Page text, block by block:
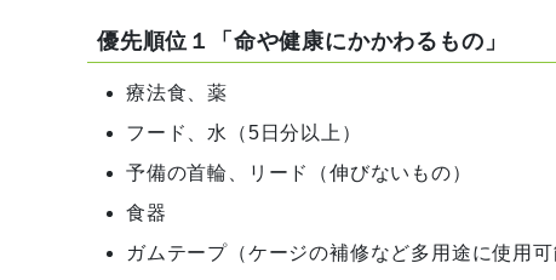
優先順位１「命や健康にかかわるもの」
療法食、薬
フード、水（5日分以上）
予備の首輪、リード（伸びないもの）
食器
ガムテープ（ケージの補修など多用途に使用可